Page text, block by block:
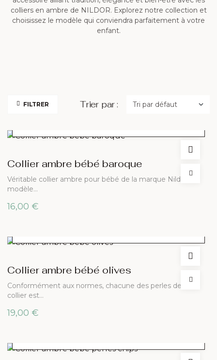
colliers en ambre de NILDOR. Explorez notre collection et
choisissez le modèle qui conviendra parfaitement à votre
enfant.
FILTRER Trier par :
Collier ambre bébé baroque
Véritable collier ambre pour bébé de la marque Nild’or,
modèle…
16,00 €
Collier ambre bébé olives
Conformément aux normes, chacune des perles de ce
collier est…
19,00 €